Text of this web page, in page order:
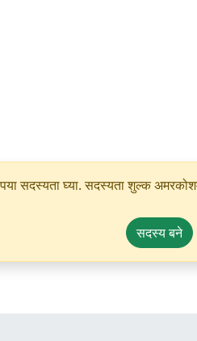
सदस्यता घ्या. सदस्यता शुल्क
सदस्य बने